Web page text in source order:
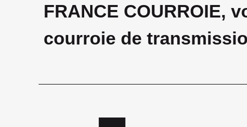
FRANCE COURROIE,
courroie de